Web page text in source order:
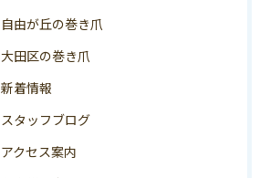
自由が丘の巻き爪
大田区の巻き爪
新着情報
スタッフブログ
アクセス案内